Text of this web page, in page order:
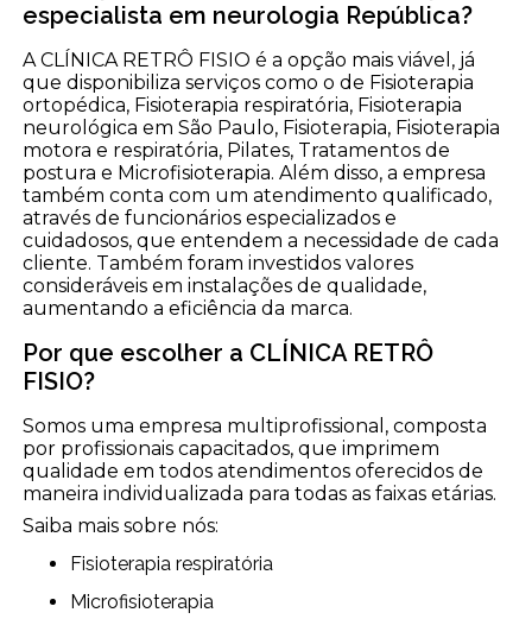
especialista em neurologia República?
A CLÍNICA RETRÔ FISIO é a opção mais viável, já
que disponibiliza serviços como o de Fisioterapia
ortopédica, Fisioterapia respiratória, Fisioterapia
neurológica em São Paulo, Fisioterapia, Fisioterapia
motora e respiratória, Pilates, Tratamentos de
postura e Microfisioterapia. Além disso, a empresa
também conta com um atendimento qualificado,
através de funcionários especializados e
cuidadosos, que entendem a necessidade de cada
cliente. Também foram investidos valores
consideráveis em instalações de qualidade,
aumentando a eficiência da marca.
Por que escolher a CLÍNICA RETRÔ
FISIO?
Somos uma empresa multiprofissional, composta
por profissionais capacitados, que imprimem
qualidade em todos atendimentos oferecidos de
maneira individualizada para todas as faixas etárias.
Saiba mais sobre nós:
Fisioterapia respiratória
Microfisioterapia